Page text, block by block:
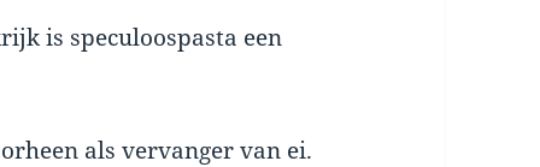
is speculoospasta een
als vervanger van ei.